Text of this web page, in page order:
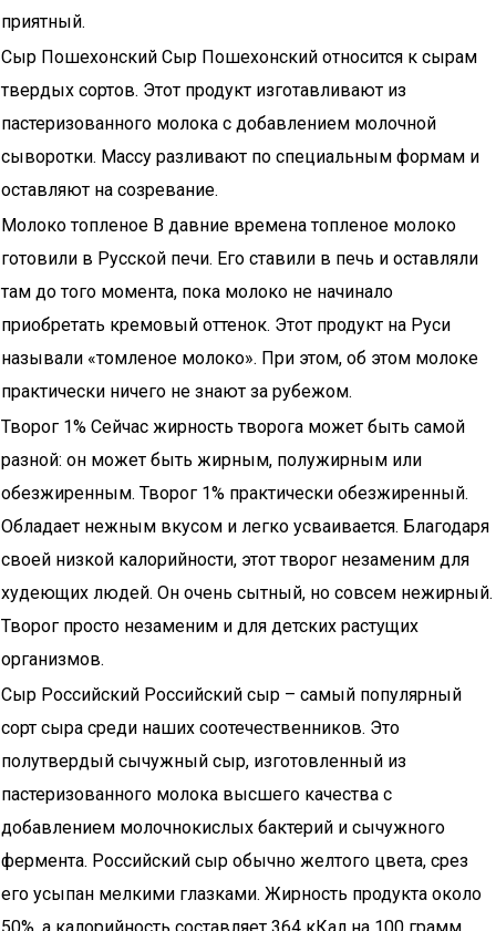
приятный.
Сыр Пошехонский Сыр Пошехонский относится к сырам
твердых сортов. Этот продукт изготавливают из
пастеризованного молока с добавлением молочной
сыворотки. Массу разливают по специальным формам и
оставляют на созревание.
Молоко топленое В давние времена топленое молоко
готовили в Русской печи. Его ставили в печь и оставляли
там до того момента, пока молоко не начинало
приобретать кремовый оттенок. Этот продукт на Руси
называли «томленое молоко». При этом, об этом молоке
практически ничего не знают за рубежом.
Творог 1% Сейчас жирность творога может быть самой
разной: он может быть жирным, полужирным или
обезжиренным. Творог 1% практически обезжиренный.
Обладает нежным вкусом и легко усваивается. Благодаря
своей низкой калорийности, этот творог незаменим для
худеющих людей. Он очень сытный, но совсем нежирный.
Творог просто незаменим и для детских растущих
организмов.
Сыр Российский Российский сыр – самый популярный
сорт сыра среди наших соотечественников. Это
полутвердый сычужный сыр, изготовленный из
пастеризованного молока высшего качества с
добавлением молочнокислых бактерий и сычужного
фермента. Российский сыр обычно желтого цвета, срез
его усыпан мелкими глазками. Жирность продукта около